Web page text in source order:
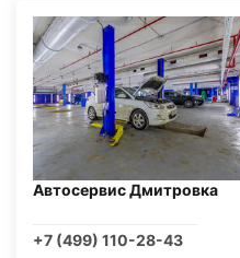
Автосервис Дмитровка
+7 (499) 110-28-43